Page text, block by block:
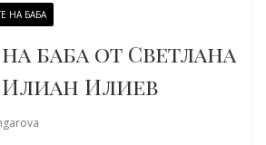
НА БАБА
баба от Светлана
Илиев